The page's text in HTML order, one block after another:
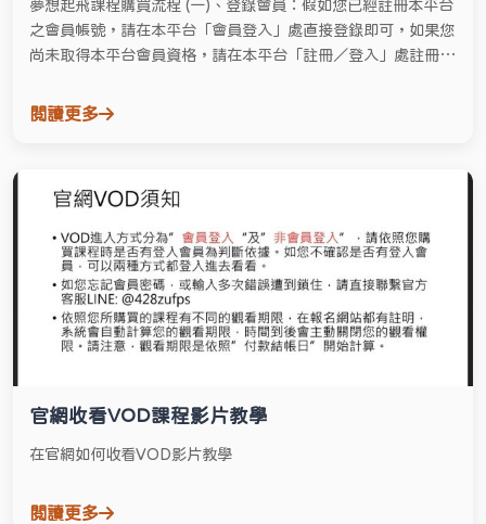
夢想起飛課程購買流程 (一)、登錄會員：假如您已經註冊本平台
之會員帳號，請在本平台「會員登入」處直接登錄即可，如果您
尚未取得本平台會員資格，請在本平台「註冊／登入」處註冊成
程的詳細說明，選擇自己所喜歡的課程。
閱讀更多
官網收看VOD課程影片教學
在官網如何收看VOD影片教學
閱讀更多